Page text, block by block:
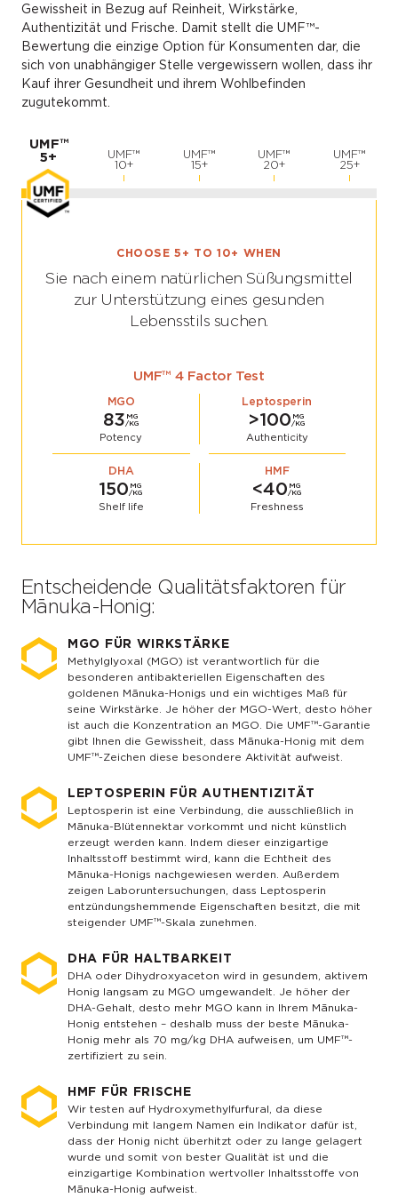
Gewissheit in Bezug auf Reinheit, Wirkstärke,
Authentizität und Frische. Damit stellt die UMF™-
Bewertung die einzige Option für Konsumenten dar, die
sich von unabhängiger Stelle vergewissern wollen, dass ihr
Kauf ihrer Gesundheit und ihrem Wohlbefinden
zugutekommt.
UMF™
5+
UMF™
10+
UMF™
15+
UMF™
20+
UMF™
25+
CHOOSE 5+ TO 10+ WHEN
Sie nach einem natürlichen Süßungsmittel
zur Unterstützung eines gesunden
Lebensstils suchen.
UMF™ 4 Factor Test
MGO
83 MG
/KG
Potency
Leptosperin
>100 MG
/KG
Authenticity
DHA
150 MG
/KG
Shelf life
HMF
<40 MG
/KG
Freshness
Entscheidende Qualitätsfaktoren für
Mānuka-Honig:
MGO FÜR WIRKSTÄRKE
Methylglyoxal (MGO) ist verantwortlich für die
besonderen antibakteriellen Eigenschaften des
goldenen Mānuka-Honigs und ein wichtiges Maß für
seine Wirkstärke. Je höher der MGO-Wert, desto höher
ist auch die Konzentration an MGO. Die UMF™-Garantie
gibt Ihnen die Gewissheit, dass Mānuka-Honig mit dem
UMF™-Zeichen diese besondere Aktivität aufweist.
LEPTOSPERIN FÜR AUTHENTIZITÄT
Leptosperin ist eine Verbindung, die ausschließlich in
Mānuka-Blütennektar vorkommt und nicht künstlich
erzeugt werden kann. Indem dieser einzigartige
Inhaltsstoff bestimmt wird, kann die Echtheit des
Mānuka-Honigs nachgewiesen werden. Außerdem
zeigen Laboruntersuchungen, dass Leptosperin
entzündungshemmende Eigenschaften besitzt, die mit
steigender UMF™-Skala zunehmen.
DHA FÜR HALTBARKEIT
DHA oder Dihydroxyaceton wird in gesundem, aktivem
Honig langsam zu MGO umgewandelt. Je höher der
DHA-Gehalt, desto mehr MGO kann in Ihrem Mānuka-
Honig entstehen – deshalb muss der beste Mānuka-
Honig mehr als 70 mg/kg DHA aufweisen, um UMF™-
zertifiziert zu sein.
HMF FÜR FRISCHE
Wir testen auf Hydroxymethylfurfural, da diese
Verbindung mit langem Namen ein Indikator dafür ist,
dass der Honig nicht überhitzt oder zu lange gelagert
wurde und somit von bester Qualität ist und die
einzigartige Kombination wertvoller Inhaltsstoffe von
Mānuka-Honig aufweist.